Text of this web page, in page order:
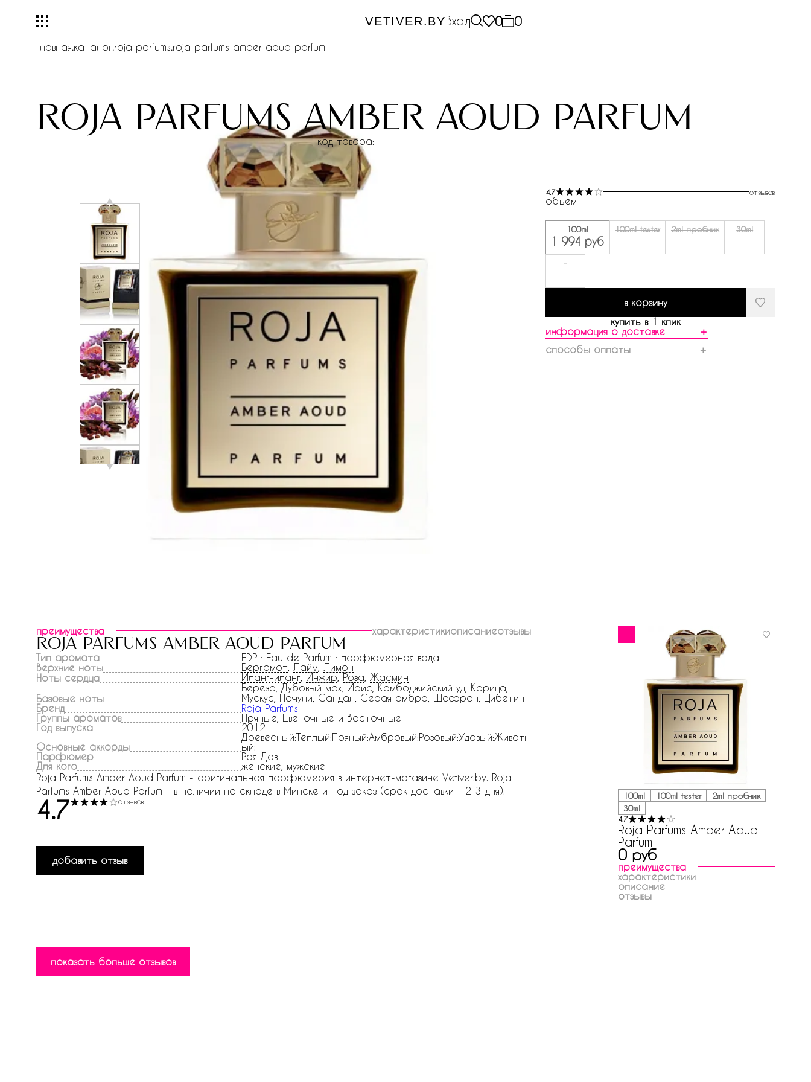
VETIVER.BYВход 0 0
главная.каталог.roja parfums.roja parfums amber aoud parfum
roja parfums amber aoud parfum
код товара:
4.7 отзывов
объем
100ml
1 994 руб
100ml tester 2ml пробник 30ml
-
в корзину
купить в 1 клик
информация о доставке
＋
способы оплаты
＋
преимущества характеристикиописаниеотзывы
roja parfums amber aoud parfum
Тип аромата
EDP · Eau de Parfum · парфюмерная вода
Верхние ноты
Бергамот Лайм Лимон
Ноты сердца
Иланг-иланг Инжир Роза Жасмин
Базовые ноты
Береза Дубовый мох Ирис , Камбоджийский уд, Корица
Мускус Пачули Сандал Серая амбра Шафран , Цибетин
Бренд
Roja Parfums
Группы ароматов
Пряные, Цветочные и Восточные
Год выпуска
2012
Основные аккорды
Древесный:Теплый:Пряный:Амбровый:Розовый:Удовый:Животн
ый:
Парфюмер
Роя Дав
Для кого
женские, мужские
Roja Parfums Amber Aoud Parfum - оригинальная парфюмерия в интернет-магазине Vetiver.by. Roja
Parfums Amber Aoud Parfum - в наличии на складе в Минске и под заказ (срок доставки - 2-3 дня).
4.7 отзывов
добавить отзыв
показать больше отзывов
100ml 100ml tester
2ml пробник
30ml
4.7
Roja Parfums Amber Aoud
Parfum
0 руб
преимущества
характеристики
описание
отзывы